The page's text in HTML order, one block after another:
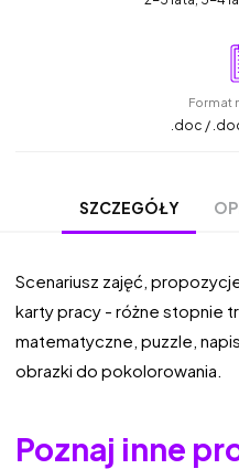
Format
.doc /
SZCZEGÓŁY
Scenariusz zajęć,
karty pracy - różne stopnie
matematyczne, puzzle,
obrazki do pokolorowania.
Poznaj inne